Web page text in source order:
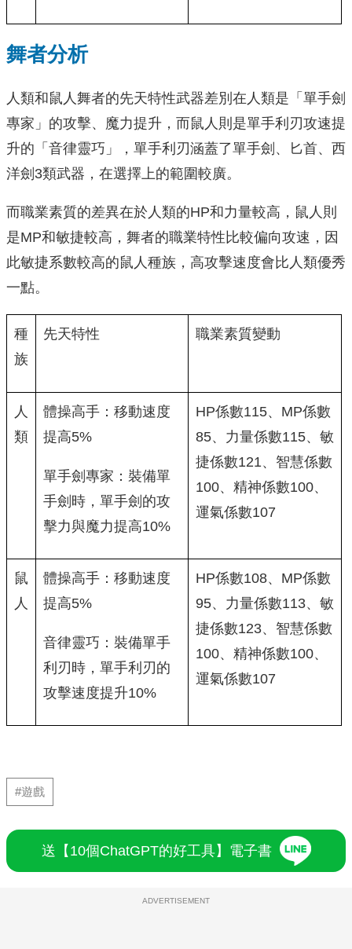
舞者分析
人類和鼠人舞者的先天特性武器差別在人類是「單手劍
專家」的攻擊、魔力提升，而鼠人則是單手利刃攻速提
升的「音律靈巧」，單手利刃涵蓋了單手劍、匕首、西
洋劍3類武器，在選擇上的範圍較廣。
而職業素質的差異在於人類的HP和力量較高，鼠人則
是MP和敏捷較高，舞者的職業特性比較偏向攻速，因
此敏捷系數較高的鼠人種族，高攻擊速度會比人類優秀
一點。
種
族
先天特性 職業素質變動
人
類
體操高手：移動速度
提高5%
單手劍專家：裝備單
手劍時，單手劍的攻
擊力與魔力提高10%
HP係數115、MP係數
85、力量係數115、敏
捷係數121、智慧係數
100、精神係數100、
運氣係數107
鼠
人
體操高手：移動速度
提高5%
音律靈巧：裝備單手
利刃時，單手利刃的
攻擊速度提升10%
HP係數108、MP係數
95、力量係數113、敏
捷係數123、智慧係數
100、精神係數100、
運氣係數107
#遊戲
送【10個ChatGPT的好工具】電子書
ADVERTISEMENT